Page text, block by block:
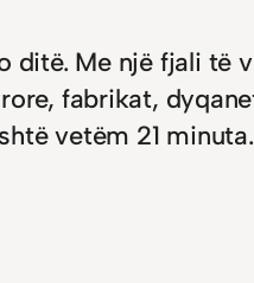
ditë. Me një fjali të
fabrikat,
vetëm 21